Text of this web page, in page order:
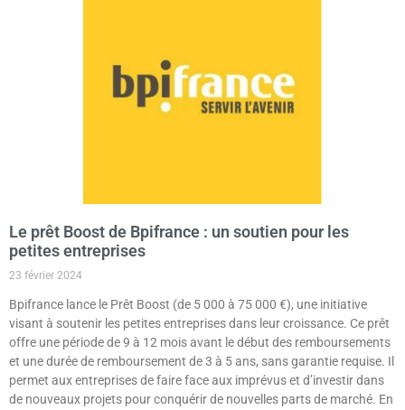
Le prêt Boost de Bpifrance : un soutien pour les
petites entreprises
23 février 2024
Bpifrance lance le Prêt Boost (de 5 000 à 75 000 €), une initiative
visant à soutenir les petites entreprises dans leur croissance. Ce prêt
offre une période de 9 à 12 mois avant le début des remboursements
et une durée de remboursement de 3 à 5 ans, sans garantie requise. Il
permet aux entreprises de faire face aux imprévus et d’investir dans
de nouveaux projets pour conquérir de nouvelles parts de marché. En